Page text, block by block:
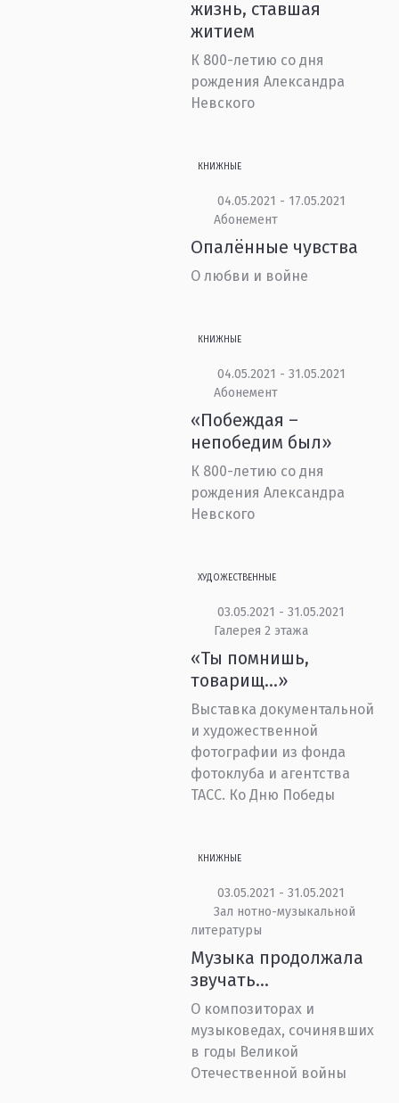
жизнь, ставшая
житием
К 800-летию со дня
рождения Александра
Невского
КНИЖНЫЕ
04.05.2021 - 17.05.2021
Абонемент
Опалённые чувства
О любви и войне
КНИЖНЫЕ
04.05.2021 - 31.05.2021
Абонемент
«Побеждая –
непобедим был»
К 800-летию со дня
рождения Александра
Невского
ХУДОЖЕСТВЕННЫЕ
03.05.2021 - 31.05.2021
Галерея 2 этажа
«Ты помнишь,
товарищ…»
Выставка документальной
и художественной
фотографии из фонда
фотоклуба и агентства
ТАСС. Ко Дню Победы
КНИЖНЫЕ
03.05.2021 - 31.05.2021
Зал нотно-музыкальной
литературы
Музыка продолжала
звучать…
О композиторах и
музыковедах, сочинявших
в годы Великой
Отечественной войны